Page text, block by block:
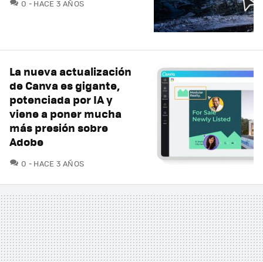
0 HACE 3 AÑOS
La nueva actualización
de Canva es gigante,
potenciada por IA y
viene a poner mucha
más presión sobre
Adobe
0 COMENTARIOS
HACE 3 AÑOS